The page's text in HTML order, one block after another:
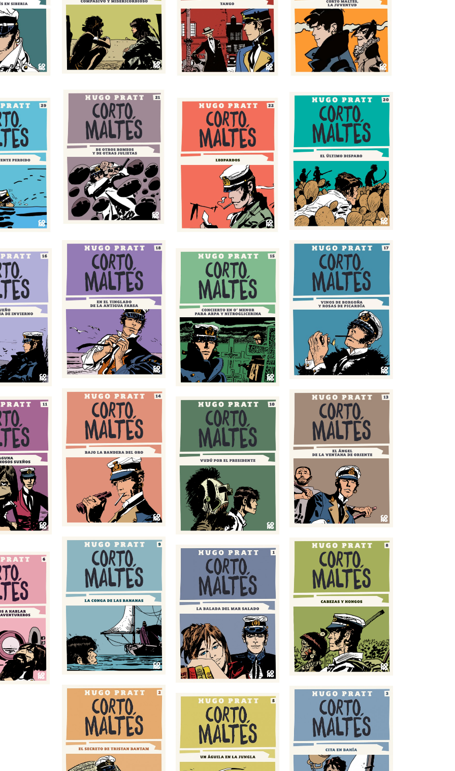
de Alà
y
Tango La Juventud
Romeos y de
Julietas
Leopardos
El último disparo
de la antigua
Vinos de Borgoña y rosas
de Picardía
Concierto en O’ menor
para arpa y nitroglicerina
del oro
El ángel de la ventana de
Vudú por el presidente
las bananas
Cabezas y hongos
La balada del mar salado
Cita en Bahía